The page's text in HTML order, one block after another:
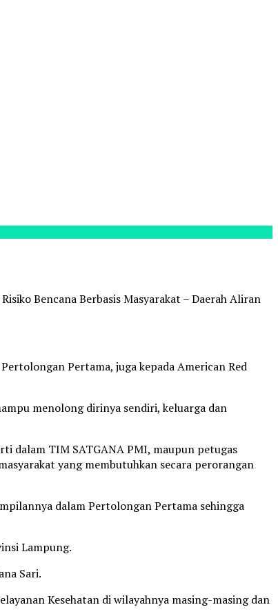
Bencana Berbasis Masyarakat – Daerah Aliran
Pertama, juga kepada American Red
menolong dirinya sendiri, keluarga dan
dalam TIM SATGANA PMI, maupun petugas
yang membutuhkan secara perorangan
dalam Pertolongan Pertama sehingga
Lampung.
Sari.
Kesehatan di wilayahnya masing-masing dan